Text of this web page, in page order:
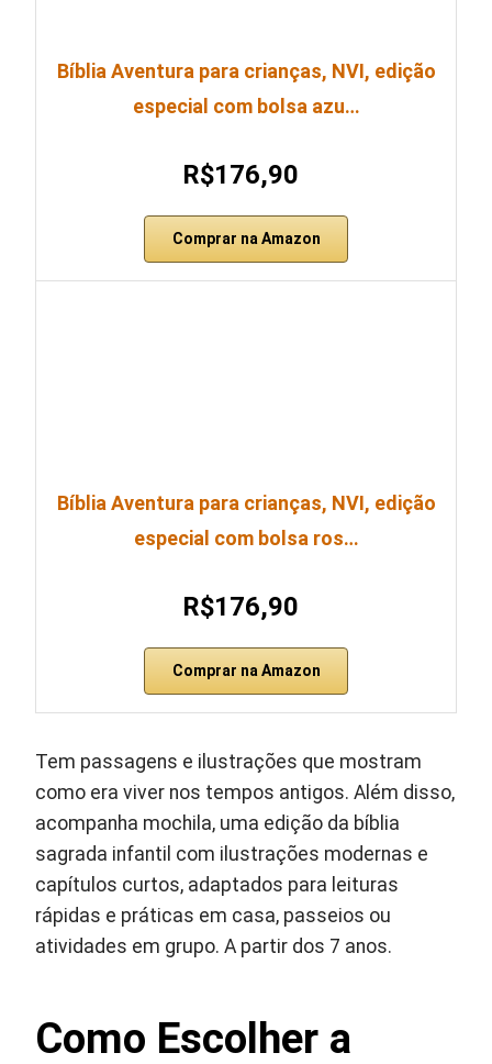
Bíblia Aventura para crianças, NVI, edição
especial com bolsa azu…
R$176,90
Comprar na Amazon
Bíblia Aventura para crianças, NVI, edição
especial com bolsa ros…
R$176,90
Comprar na Amazon
Tem passagens e ilustrações que mostram
como era viver nos tempos antigos. Além disso,
acompanha mochila, uma edição da bíblia
sagrada infantil com ilustrações modernas e
capítulos curtos, adaptados para leituras
rápidas e práticas em casa, passeios ou
atividades em grupo. A partir dos 7 anos.
Como Escolher a